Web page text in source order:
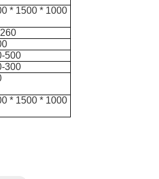
* 1500 * 1000
500
300
* 1500 * 1000